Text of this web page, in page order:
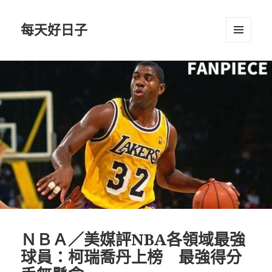
每天好日子
小工具
ＮＢＡ／美媒評NBA各領域最強
球員：柯瑞喬丹上榜 最強得分